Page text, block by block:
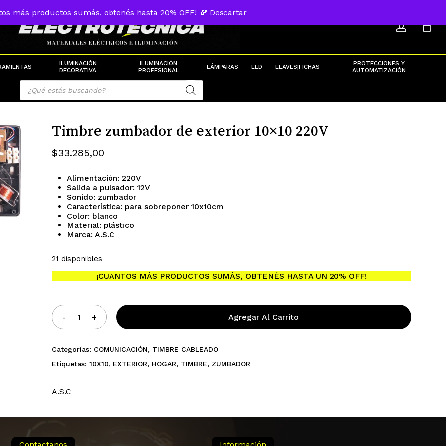
más productos sumás, obtenés hasta 20% OFF! 💸 Descartar
ILUMINACIÓN
DECORATIVA
ILUMINACIÓN
PROFESIONAL
LÁMPARAS LED LLAVES|FICHAS
PROTECCIONES Y
AUTOMATIZACIÓN
Cart Cart
No hay productos en el carrito.
Go To Shop
Products
search
Timbre zumbador de exterior 10×10 220V
$33.285,00
Alimentación: 220V
Salida a pulsador: 12V
Sonido: zumbador
Característica: para sobreponer 10x10cm
Color: blanco
Material: plástico
Marca: A.S.C
21 disponibles
¡CUANTOS MÁS PRODUCTOS SUMÁS, OBTENÉS HASTA UN 20% OFF!
Agregar Al Carrito
Categorías: COMUNICACIÓN, TIMBRE CABLEADO
Etiquetas: 10X10, EXTERIOR, HOGAR, TIMBRE, ZUMBADOR
A.S.C